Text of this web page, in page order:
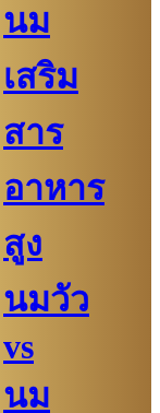
นม
เสริม
สาร
อาหาร
สูง
นมวัว
vs
นม